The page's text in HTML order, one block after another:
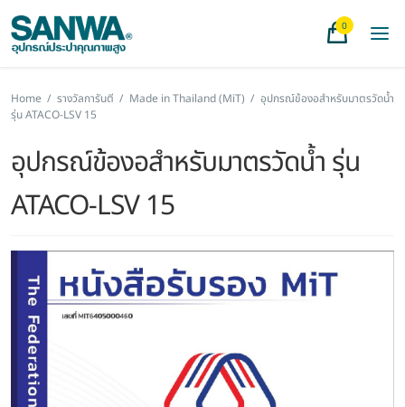
0
Home / รางวัลการันตี / Made in Thailand (MiT) / อุปกรณ์ข้องอสำหรับมาตรวัดน้ำ
รุ่น ATACO-LSV 15
อุปกรณ์ข้องอสำหรับมาตรวัดน้ำ รุ่น
ATACO-LSV 15